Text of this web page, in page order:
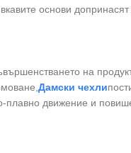
основи
на
Дамски чехли
плавно движение и